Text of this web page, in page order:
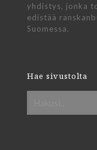
yhdistys, jonka
edistää
Suomessa.
Hae sivustolta